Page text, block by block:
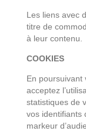
Les liens avec
titre de
à leur contenu.
COOKIES
En poursuivant
acceptez
statistiques de
vos identifiants
markeur